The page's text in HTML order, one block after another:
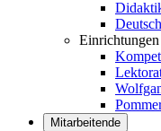
Einrichtungen
Mitarbeitende